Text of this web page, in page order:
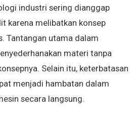
industri sering dianggap
karena melibatkan konsep
Tantangan utama dalam
materi tanpa
Selain itu, keterbatasan
menjadi hambatan dalam
secara langsung.